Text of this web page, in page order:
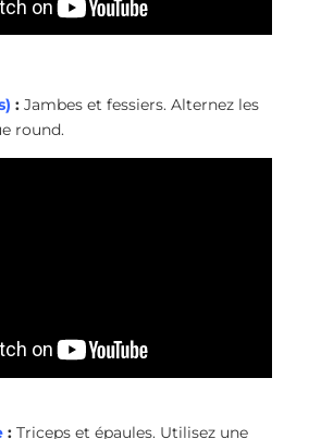
:Jambes et fessiers. Alternez les
round.
:Triceps et épaules. Utilisez une